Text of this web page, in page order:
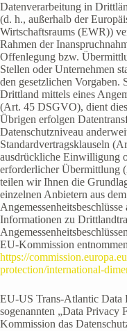
Datenverarbeitung in
(d. h., außerhalb der
Wirtschaftsraums (EWR))
Rahmen der
Offenlegung bzw.
Stellen oder Unternehmen
den gesetzlichen Vorgaben.
Drittland mittels eines
(Art. 45 DSGVO), dient
Übrigen erfolgen
Datenschutzniveau
Standardvertragsklauseln
ausdrückliche Einwilligung
erforderlicher Übermittlung
teilen wir Ihnen die
einzelnen Anbietern aus
Informationen zu
EU-Kommission
https://
protection/international-
EU-US Trans-Atlantic Data
sogenannten „Data Privacy
Kommission das